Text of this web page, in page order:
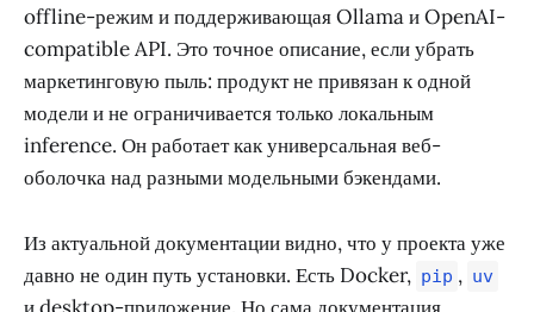
offline-режим и поддерживающая Ollama и OpenAI-
compatible API. Это точное описание, если убрать
маркетинговую пыль: продукт не привязан к одной
модели и не ограничивается только локальным
inference. Он работает как универсальная веб-
оболочка над разными модельными бэкендами.
Из актуальной документации видно, что у проекта уже
давно не один путь установки. Есть Docker, pip , uv